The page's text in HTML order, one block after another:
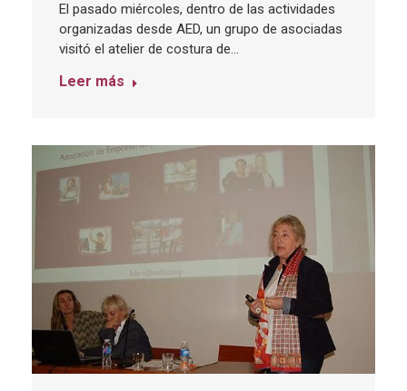
El pasado miércoles, dentro de las actividades
organizadas desde AED, un grupo de asociadas
visitó el atelier de costura de…
Leer más